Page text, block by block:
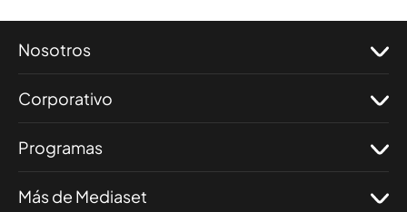
Nosotros
Corporativo
Programas
Más de Mediaset